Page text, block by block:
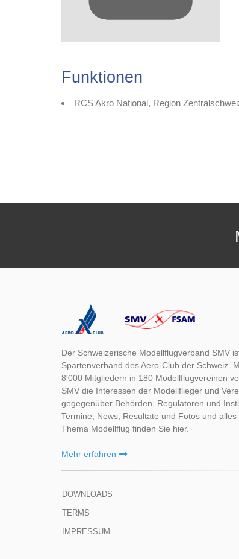
Funktionen
RCS Akro National, Region
Der Schweizerische Modellflugverband SMV
Spartenverband des Aero-Club der Schweiz.
8'000 Mitgliedern in 180 Modellflugvereinen
SMV die Interessen der Modellflieger und
gegegenüber Behörden, Regulatoren und
Termine, News, Resultate und Fotos und alles
Thema Modellflug finden Sie hier.
Mehr erfahren
DOWNLOADS
TERMS
IMPRESSUM